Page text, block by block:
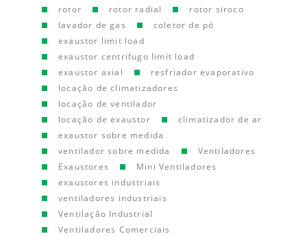
rotor
rotor radial
rotor siroco
lavador de gas
coletor de pó
exaustor limit load
exaustor centrifugo limit load
exaustor axial
resfriador evaporativo
locação de climatizadores
locação de ventilador
locação de exaustor
climatizador de ar
exaustor sobre medida
ventilador sobre medida
Ventiladores
Exaustores
Mini Ventiladores
exaustores industriais
ventiladores industriais
Ventilação Industrial
Ventiladores Comerciais